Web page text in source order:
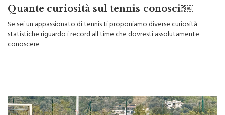
Quante curiosità sul tennis conosci?￼
Se sei un appassionato di tennis ti proponiamo diverse curiosità